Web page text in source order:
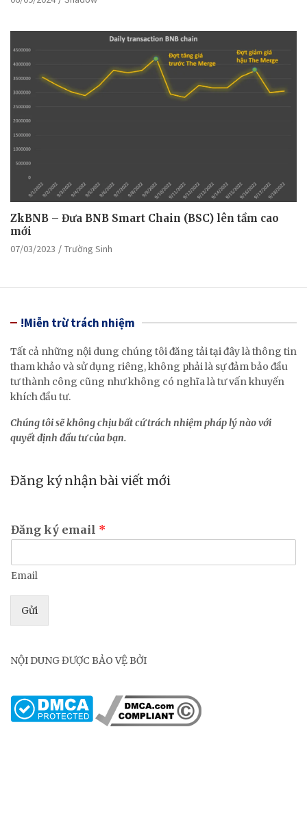
ZkBNB – Đưa BNB Smart Chain (BSC) lên tầm cao
mới
07/03/2023 Trường Sinh
!Miễn trừ trách nhiệm
Tất cả những nội dung chúng tôi đăng tải tại đây là thông tin
tham khảo và sử dụng riêng, không phải là sự đảm bảo đầu
tư thành công cũng như không có nghĩa là tư vấn khuyến
khích đầu tư.
Chúng tôi sẽ không chịu bất cứ trách nhiệm pháp lý nào với
quyết định đầu tư của bạn.
Đăng ký nhận bài viết mới
Đăng ký email *
Email
Gửi
NỘI DUNG ĐƯỢC BẢO VỆ BỞI